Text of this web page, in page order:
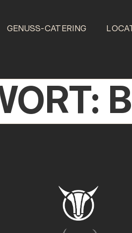
GENUSS-CATERING